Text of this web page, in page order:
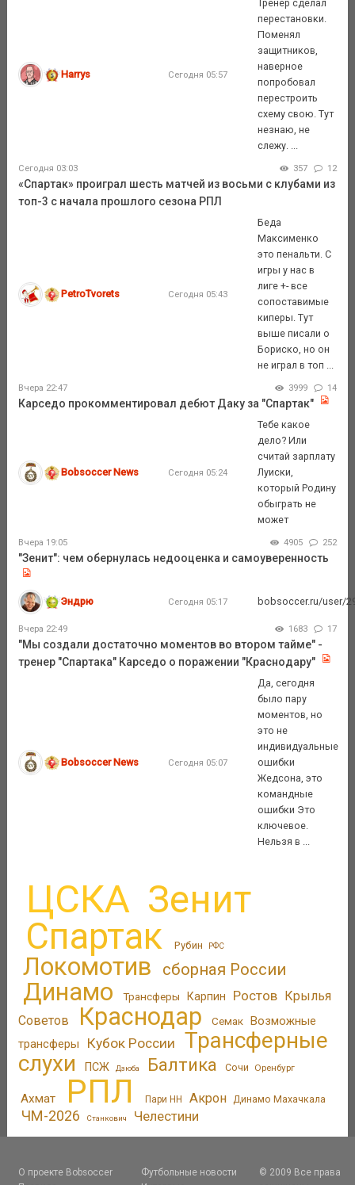
Harrys Сегодня 05:57
Тренер сделал
перестановки.
Поменял
защитников,
наверное
попробовал
перестроить
схему свою. Тут
незнаю, не
слежу. ...
Сегодня 03:03 357 12
«Спартак» проиграл шесть матчей из восьми с клубами из
топ-3 с начала прошлого сезона РПЛ
PetroTvorets Сегодня 05:43
Беда
Максименко
это пенальти. С
игры у нас в
лиге +- все
сопоставимые
киперы. Тут
выше писали о
Бориско, но он
не играл в топ ...
Вчера 22:47 3999 14
Карседо прокомментировал дебют Даку за "Спартак"
Bobsoccer News Сегодня 05:24
Тебе какое
дело? Или
считай зарплату
Луиски,
который Родину
обыграть не
может
Вчера 19:05 4905 252
"Зенит": чем обернулась недооценка и самоуверенность
Эндрю Сегодня 05:17 bobsoccer.ru/user/
Вчера 22:49 1683 17
"Мы создали достаточно моментов во втором тайме" -
тренер "Спартака" Карседо о поражении "Краснодару"
Bobsoccer News Сегодня 05:07
Да, сегодня
было пару
моментов, но
это не
индивидуальные
ошибки
Жедсона, это
командные
ошибки Это
ключевое.
Нельзя в ...
ЦСКА Зенит
Спартак Рубин РФС
Локомотив сборная России
Динамо Трансферы Карпин Ростов Крылья
Советов
Краснодар Семак Возможные
трансферы
Кубок России
Трансферные
слухи
ПСЖ Дзюба Балтика Сочи Оренбург
Ахмат РПЛ Пари НН Акрон Динамо Махачкала
ЧМ-2026 Станкович Челестини
О проекте Bobsoccer
Футбольные новости
© 2009 Все права